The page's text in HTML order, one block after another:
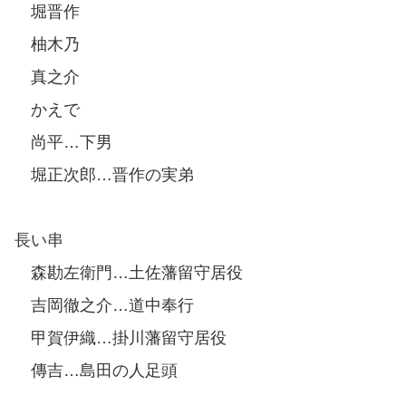
堀晋作
柚木乃
真之介
かえで
尚平…下男
堀正次郎…晋作の実弟
長い串
森勘左衛門…土佐藩留守居役
吉岡徹之介…道中奉行
甲賀伊織…掛川藩留守居役
傳吉…島田の人足頭